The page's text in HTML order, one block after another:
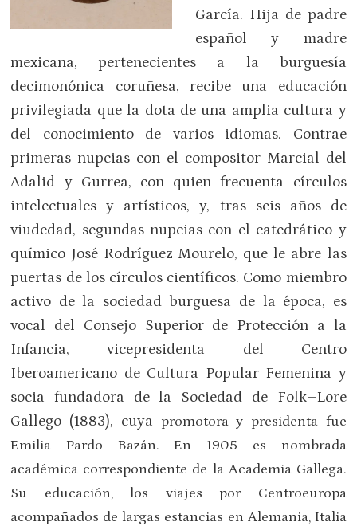
García. Hija de padre
español y madre
mexicana, pertenecientes a la burguesía
decimonónica coruñesa, recibe una educación
privilegiada que la dota de una amplia cultura y
del conocimiento de varios idiomas. Contrae
primeras nupcias con el compositor Marcial del
Adalid y Gurrea, con quien frecuenta círculos
intelectuales y artísticos, y, tras seis años de
viudedad, segundas nupcias con el catedrático y
químico José Rodríguez Mourelo, que le abre las
puertas de los círculos científicos. Como miembro
activo de la sociedad burguesa de la época, es
vocal del Consejo Superior de Protección a la
Infancia, vicepresidenta del Centro
Iberoamericano de Cultura Popular Femenina y
socia fundadora de la Sociedad de Folk–Lore
Gallego (1883), cuya promotoray presidenta fue
Emilia Pardo Bazán. En 1905 es nombrada
académica correspondiente de la Academia Gallega.
Su educación, los viajes por Centroeuropa
acompañados de largas estancias en Alemania, Italia